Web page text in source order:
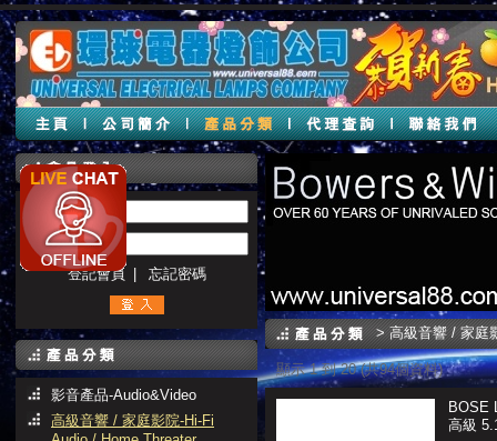
帳號 :
密碼 :
登記會員
忘記密碼
影音產品-Audio&Video
高級音響 / 家庭影院-Hi-Fi
>高級音響 / 家庭
顯示 1 到 20 (共94個資料)
BOSE
高級